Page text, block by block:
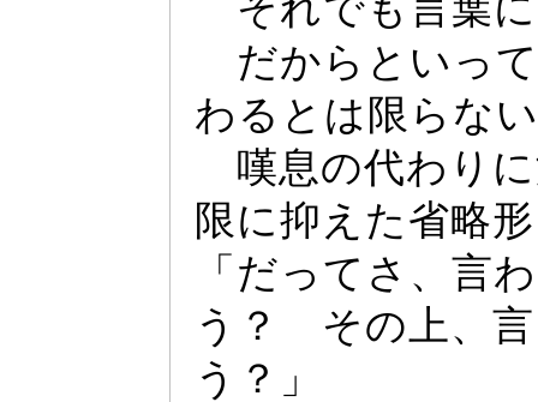
だからとい っ
わるとは限らな
嘆息の代わり
限に抑えた省略
「だっ てさ、言
う？ その上、言
う？」